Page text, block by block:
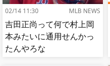
02/14 11:30 MLB NEWS
吉田正尚って何で村上岡
本みたいに通用せんかっ
たんやろな